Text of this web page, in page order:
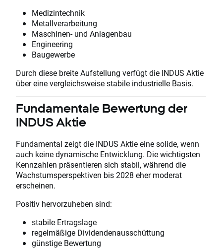
Medizintechnik
Metallverarbeitung
Maschinen- und Anlagenbau
Engineering
Baugewerbe
Durch diese breite Aufstellung verfügt die INDUS Aktie
über eine vergleichsweise stabile industrielle Basis.
Fundamentale Bewertung der
INDUS Aktie
Fundamental zeigt die INDUS Aktie eine solide, wenn
auch keine dynamische Entwicklung. Die wichtigsten
Kennzahlen präsentieren sich stabil, während die
Wachstumsperspektiven bis 2028 eher moderat
erscheinen.
Positiv hervorzuheben sind:
stabile Ertragslage
regelmäßige Dividendenausschüttung
günstige Bewertung